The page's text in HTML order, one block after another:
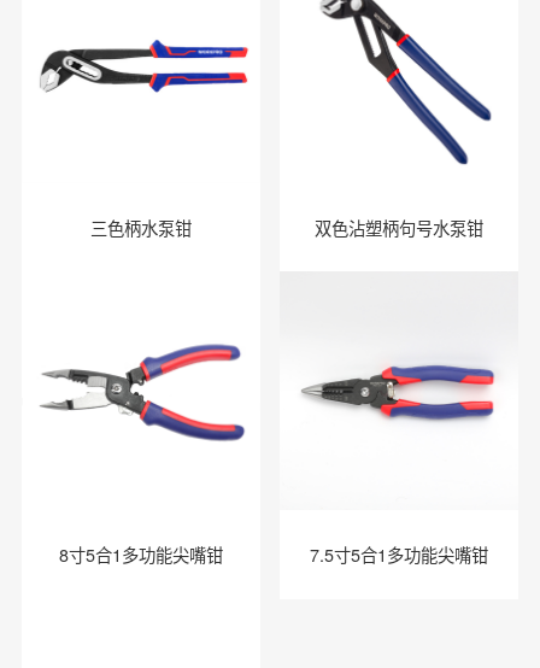
三色柄水泵钳 双色沾塑柄句号水泵钳
8寸5合1多功能尖嘴钳 7.5寸5合1多功能尖嘴钳